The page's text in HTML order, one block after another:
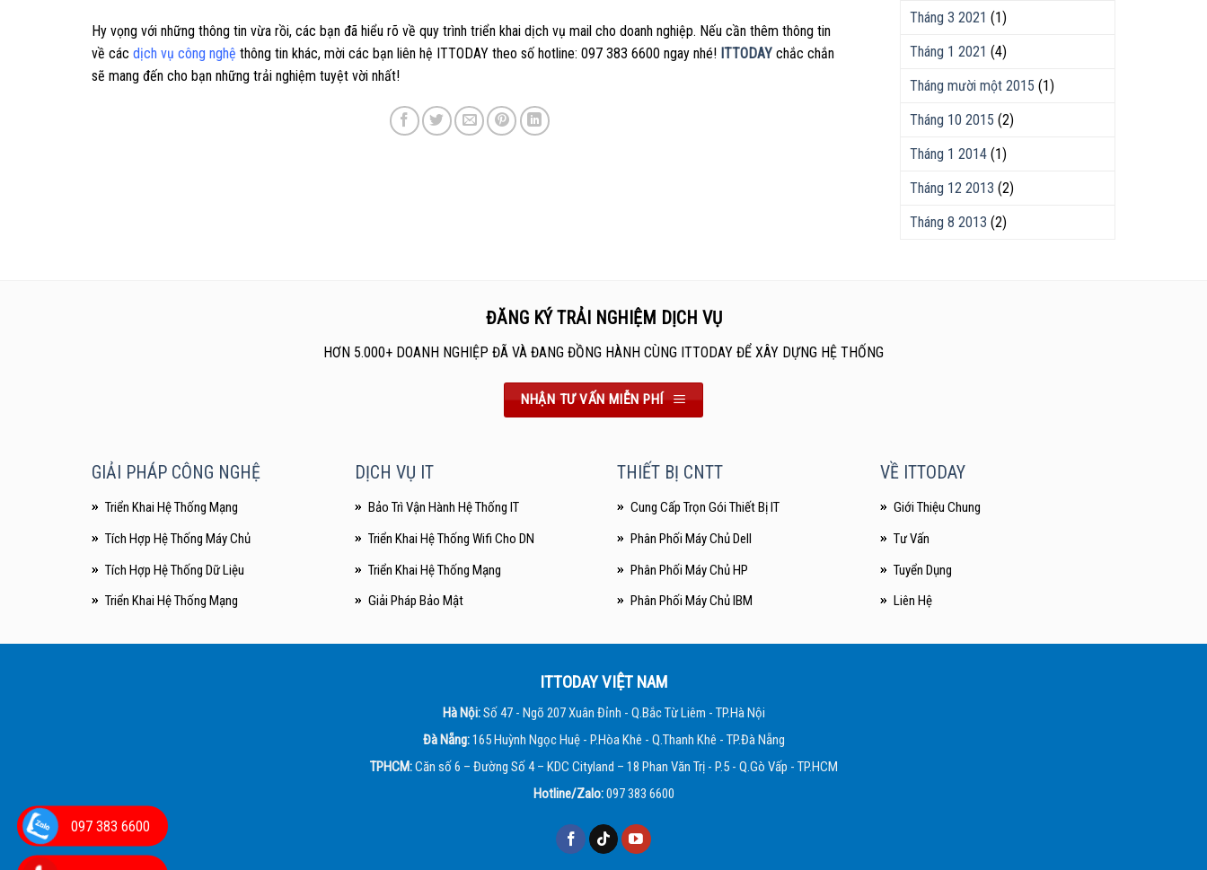
Hy vọng với những thông tin vừa rồi, các bạn đã hiểu rõ về quy trình triển khai dịch vụ mail cho doanh nghiệp. Nếu cần thêm thông tin
về các dịch vụ công nghệ thông tin khác, mời các bạn liên hệ ITTODAY theo số hotline: 097 383 6600 ngay nhé! ITTODAY chắc chắn
sẽ mang đến cho bạn những trải nghiệm tuyệt vời nhất!
Tháng 3 2021 (1)
Tháng 1 2021 (4)
Tháng mười một 2015 (1)
Tháng 10 2015 (2)
Tháng 1 2014 (1)
Tháng 12 2013 (2)
Tháng 8 2013 (2)
ĐĂNG KÝ TRẢI NGHIỆM DỊCH VỤ
HƠN 5.000+ DOANH NGHIỆP ĐÃ VÀ ĐANG ĐỒNG HÀNH CÙNG ITTODAY ĐỂ XÂY DỰNG HỆ THỐNG
NHẬN TƯ VẤN MIỄN PHÍ
GIẢI PHÁP CÔNG NGHỆ
Triển Khai Hệ Thống Mạng
Tích Hợp Hệ Thống Máy Chủ
Tích Hợp Hệ Thống Dữ Liệu
Triển Khai Hệ Thống Mạng
DỊCH VỤ IT
Bảo Trì Vận Hành Hệ Thống IT
Triển Khai Hệ Thống Wifi Cho DN
Triển Khai Hệ Thống Mạng
Giải Pháp Bảo Mật
THIẾT BỊ CNTT
Cung Cấp Trọn Gói Thiết Bị IT
Phân Phối Máy Chủ Dell
Phân Phối Máy Chủ HP
Phân Phối Máy Chủ IBM
VỀ ITTODAY
Giới Thiệu Chung
Tư Vấn
Tuyển Dụng
Liên Hệ
ITTODAY VIỆT NAM
Hà Nội:Số 47 - Ngõ 207 Xuân Đỉnh - Q.Bắc Từ Liêm - TP.Hà Nội
Đà Nẵng:165 Huỳnh Ngọc Huệ - P.Hòa Khê - Q.Thanh Khê - TP.Đà Nẵng
TPHCM:Căn số 6 – Đường Số 4 – KDC Cityland – 18 Phan Văn Trị - P.5 - Q.Gò Vấp - TP.HCM
Hotline/Zalo:097 383 6600
097 383 6600